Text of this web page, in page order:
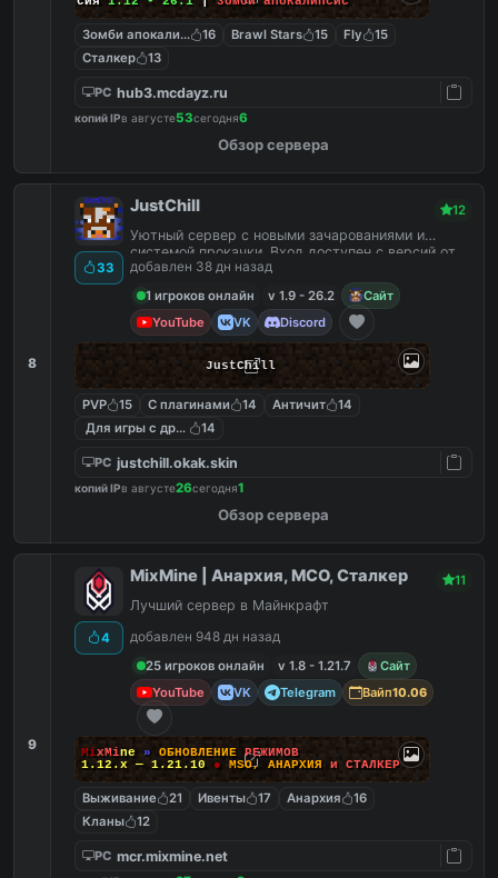
Зомби апокалипсис16 Brawl Stars 15 Fly
15
Сталкер
13
PC hub3.mcdayz.ru
копий IPв августе53сегодня6
Обзор сервера
8
33
JustChill 12
Уютный сервер с новыми зачарованиями и
системой прокачки. Вход доступен с версий от
1.9 до 26.2
добавлен 38 дн назад
1 игроков онлайн
v 1.9 - 26.2
Сайт
YouTube
VK Discord
JustChill
PVP 15 С плагинами 14 Античит
14
Для игры с другом14
PC justchill.okak.skin
копий IPв августе26сегодня1
Обзор сервера
9
4
MixMine | Анархия, МСО, Сталкер 11
Лучший сервер в Майнкрафт
добавлен 948 дн назад
25 игроков онлайн
v 1.8 - 1.21.7
Сайт
YouTube
VK Telegram Вайп10.06
MixMine » ОБНОВЛЕНИЕ РЕЖИМОВ
1.12.x — 1.21.10
● MSO, АНАРХИЯ и СТАЛКЕР
Выживание 21 Ивенты 17 Анархия
16
Кланы
12
PC mcr.mixmine.net